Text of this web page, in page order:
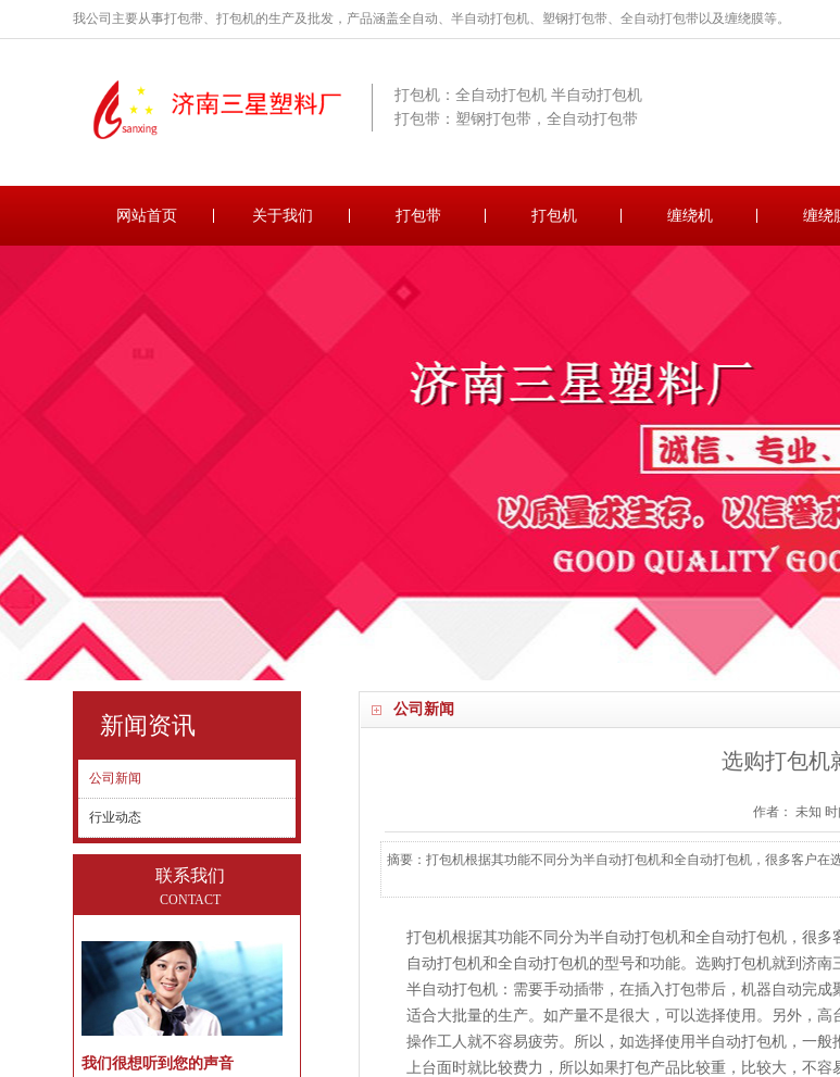
我公司主要从事打包带、打包机的生产及批发，产品涵盖全自动、半自动打包机、塑钢打包带、全自动打包带以及缠绕膜等。
打包机：全自动打包机 半自动打包机
打包带：塑钢打包带，全自动打包带
网站首页 关于我们 打包带 打包机 缠绕机 缠绕
公司新闻
选购打包机
作者： 未知 时
摘要：打包机根据其功能不同分为半自动打包机和全自动打包机，很多客户
打包机根据其功能不同分为半自动打包机和全自动打包机，很
自动打包机和全自动打包机的型号和功能。选购打包机就到济南
半自动打包机：需要手动插带，在插入打包带后，机器自动完
适合大批量的生产。如产量不是很大，可以选择使用。另外，
操作工人就不容易疲劳。所以，如选择使用半自动打包机，一
上台面时就比较费力，所以如果打包产品比较重，比较大，不容
新闻资讯
公司新闻
行业动态
联系我们
CONTACT
我们很想听到您的声音